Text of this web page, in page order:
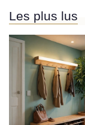
Les plus lus